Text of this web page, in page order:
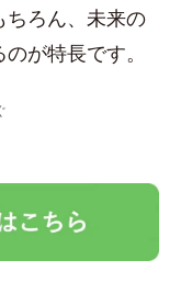
ちろん、未来の
が特長です。